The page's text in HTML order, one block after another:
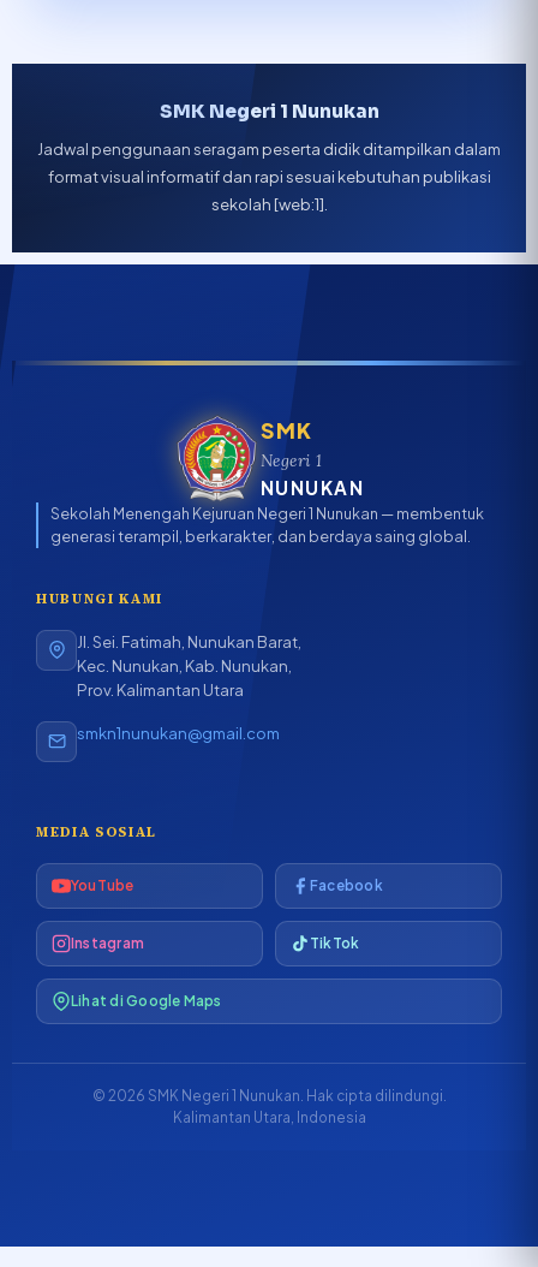
SMK Negeri 1 Nunukan
Jadwal penggunaan seragam peserta didik ditampilkan dalam
format visual informatif dan rapi sesuai kebutuhan publikasi
sekolah [web:1].
SMK
Negeri 1
NUNUKAN
Sekolah Menengah Kejuruan Negeri 1 Nunukan — membentuk
generasi terampil, berkarakter, dan berdaya saing global.
HUBUNGI KAMI
Jl. Sei. Fatimah, Nunukan Barat,
Kec. Nunukan, Kab. Nunukan,
Prov. Kalimantan Utara
smkn1nunukan@gmail.com
MEDIA SOSIAL
YouTube Facebook
Instagram TikTok
Lihat di Google Maps
© 2026 SMK Negeri 1 Nunukan. Hak cipta dilindungi.
Kalimantan Utara, Indonesia